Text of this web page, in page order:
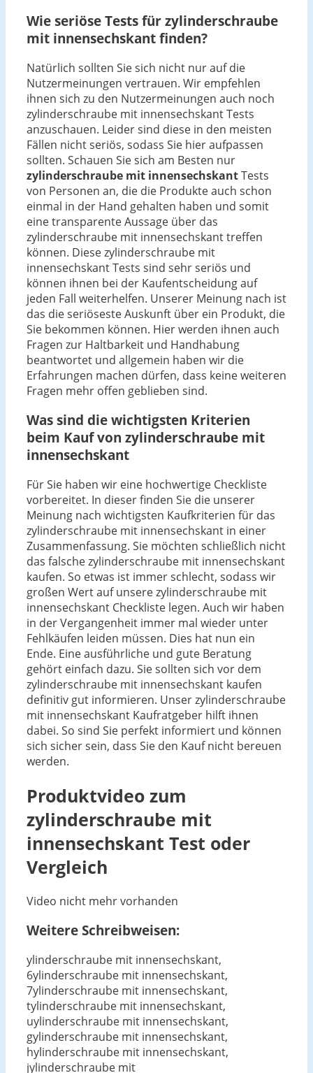
Wie seriöse Tests für zylinderschraube
mit innensechskant finden?
Natürlich sollten Sie sich nicht nur auf die
Nutzermeinungen vertrauen. Wir empfehlen
ihnen sich zu den Nutzermeinungen auch noch
zylinderschraube mit innensechskant Tests
anzuschauen. Leider sind diese in den meisten
Fällen nicht seriös, sodass Sie hier aufpassen
sollten. Schauen Sie sich am Besten nur
zylinderschraube mit innensechskantTests
von Personen an, die die Produkte auch schon
einmal in der Hand gehalten haben und somit
eine transparente Aussage über das
zylinderschraube mit innensechskant treffen
können. Diese zylinderschraube mit
innensechskant Tests sind sehr seriös und
können ihnen bei der Kaufentscheidung auf
jeden Fall weiterhelfen. Unserer Meinung nach ist
das die seriöseste Auskunft über ein Produkt, die
Sie bekommen können. Hier werden ihnen auch
Fragen zur Haltbarkeit und Handhabung
beantwortet und allgemein haben wir die
Erfahrungen machen dürfen, dass keine weiteren
Fragen mehr offen geblieben sind.
Was sind die wichtigsten Kriterien
beim Kauf von zylinderschraube mit
innensechskant
Für Sie haben wir eine hochwertige Checkliste
vorbereitet. In dieser finden Sie die unserer
Meinung nach wichtigsten Kaufkriterien für das
zylinderschraube mit innensechskant in einer
Zusammenfassung. Sie möchten schließlich nicht
das falsche zylinderschraube mit innensechskant
kaufen. So etwas ist immer schlecht, sodass wir
großen Wert auf unsere zylinderschraube mit
innensechskant Checkliste legen. Auch wir haben
in der Vergangenheit immer mal wieder unter
Fehlkäufen leiden müssen. Dies hat nun ein
Ende. Eine ausführliche und gute Beratung
gehört einfach dazu. Sie sollten sich vor dem
zylinderschraube mit innensechskant kaufen
definitiv gut informieren. Unser zylinderschraube
mit innensechskant Kaufratgeber hilft ihnen
dabei. So sind Sie perfekt informiert und können
sich sicher sein, dass Sie den Kauf nicht bereuen
werden.
Produktvideo zum
zylinderschraube mit
innensechskant Test oder
Vergleich
Video nicht mehr vorhanden
Weitere Schreibweisen:
ylinderschraube mit innensechskant,
6ylinderschraube mit innensechskant,
7ylinderschraube mit innensechskant,
tylinderschraube mit innensechskant,
uylinderschraube mit innensechskant,
gylinderschraube mit innensechskant,
hylinderschraube mit innensechskant,
jylinderschraube mit